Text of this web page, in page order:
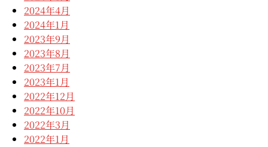
2024年4月
2024年1月
2023年9月
2023年8月
2023年7月
2023年1月
2022年12月
2022年10月
2022年3月
2022年1月